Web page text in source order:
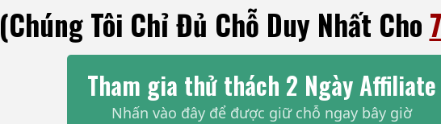
(Chúng Tôi Chỉ Đủ Chỗ Duy Nhất Cho
Tham gia thử thách 2 Ngày Affiliate
Nhấn vào đây để được giữ chỗ ngay bây giờ